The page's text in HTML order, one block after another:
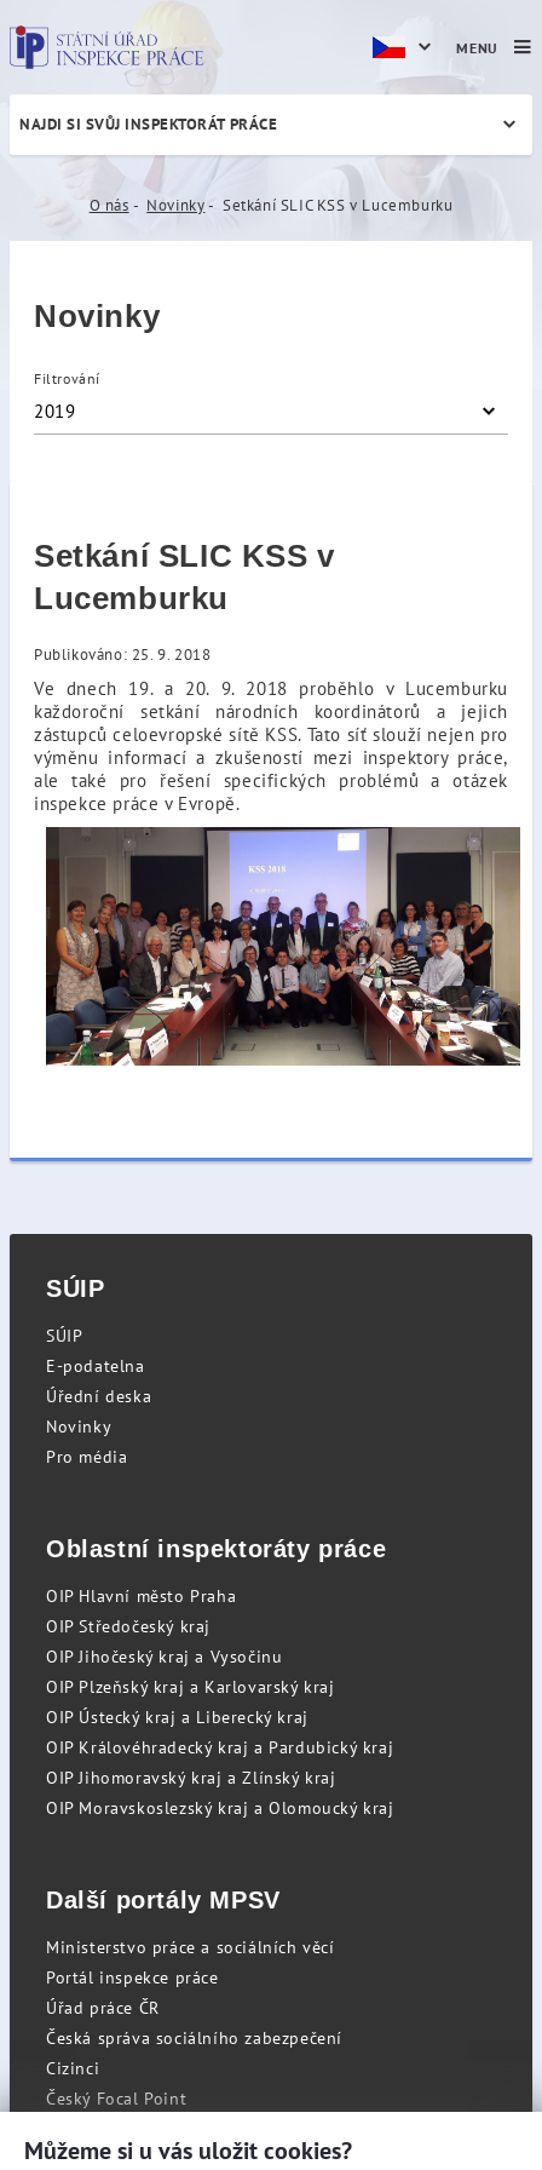
Setkání SLIC KSS v
NAJDI SI SVŮJ INSPEKTORÁT PRÁCE
O nás Novinky Setkání SLIC KSS v Lucemburku
Novinky
Filtrování
2019
Setkání SLIC KSS v
Lucemburku
Publikováno: 25. 9. 2018
Ve dnech 19. a 20. 9. 2018 proběhlo v Lucemburku
každoroční setkání národních koordinátorů a jejich
zástupců celoevropské sítě KSS. Tato síť slouží nejen pro
výměnu informací a zkušeností mezi inspektory práce,
ale také pro řešení specifických problémů a otázek
inspekce práce v Evropě.
MENU
SÚIP
SÚIP
E-podatelna
Úřední deska
Novinky
Pro média
Oblastní inspektoráty práce
OIP Hlavní město Praha
OIP Středočeský kraj
OIP Jihočeský kraj a Vysočinu
OIP Plzeňský kraj a Karlovarský kraj
OIP Ústecký kraj a Liberecký kraj
OIP Královéhradecký kraj a Pardubický kraj
OIP Jihomoravský kraj a Zlínský kraj
OIP Moravskoslezský kraj a Olomoucký kraj
Další portály MPSV
Ministerstvo práce a sociálních věcí
Portál inspekce práce
Úřad práce ČR
Česká správa sociálního zabezpečení
Cizinci
Český Focal Point
Můžeme si u vás uložit cookies?